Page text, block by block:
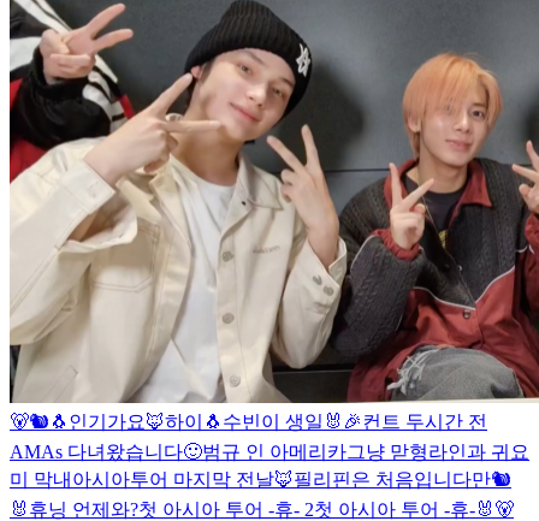
🐻🐿🐧 인기가요🦊하이🐧 수빈이 생일🐰🎉컨트 두시간 전
AMAs 다녀왔습니다🙂범규 인 아메리카그냥 맏형라인과 귀요
미 막내 아시아투어 마지막 전날🦊필리핀은 처음입니다만🐿
🐰 휴닝 언제와?첫 아시아 투어 -휴- 2첫 아시아 투어 -휴-🐰🐻